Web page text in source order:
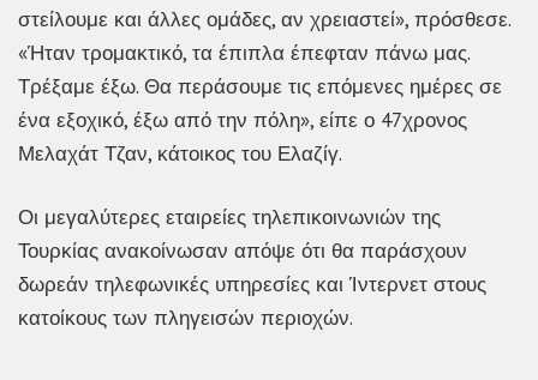
στείλουμε και άλλες ομάδες, αν χρειαστεί», πρόσθεσε.
«Ήταν τρομακτικό, τα έπιπλα έπεφταν πάνω μας.
Τρέξαμε έξω. Θα περάσουμε τις επόμενες ημέρες σε
ένα εξοχικό, έξω από την πόλη», είπε ο 47χρονος
Μελαχάτ Τζαν, κάτοικος του Ελαζίγ.
Οι μεγαλύτερες εταιρείες τηλεπικοινωνιών της
Τουρκίας ανακοίνωσαν απόψε ότι θα παράσχουν
δωρεάν τηλεφωνικές υπηρεσίες και Ίντερνετ στους
κατοίκους των πληγεισών περιοχών.